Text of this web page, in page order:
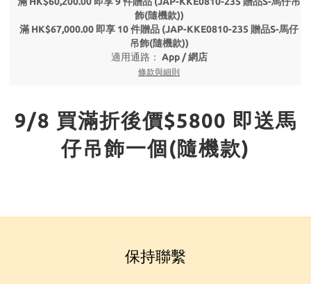
飾(隨機款))
滿 HK$67,000.00 即享 10 件贈品 (JAP-KKE0810-235 贈品S-馬仔
吊飾(隨機款))
適用通路： App / 網店
條款與細則
9/8 買滿折後價$5800 即送馬
仔吊飾一個(隨機款)
保持聯繫